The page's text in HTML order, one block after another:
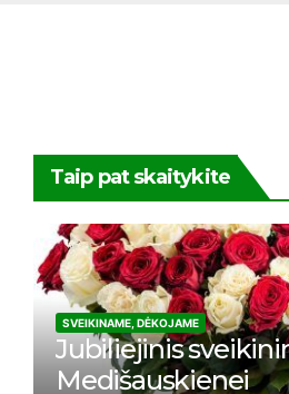
Taip pat skaitykite
SVEIKINAME, DĖKOJAME
Jubiliejinis
Medišauskienei